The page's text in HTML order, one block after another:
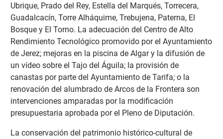
Ubrique, Prado del Rey, Estella del Marqués, Torrecera,
Guadalcacín, Torre Alháquime, Trebujena, Paterna, El
Bosque y El Torno. La adecuación del Centro de Alto
Rendimiento Tecnológico promovido por el Ayuntamiento
de Jerez; mejoras en la piscina de Algar y la difusión de
un vídeo sobre el Tajo del Águila; la provisión de
canastas por parte del Ayuntamiento de Tarifa; o la
renovación del alumbrado de Arcos de la Frontera son
intervenciones amparadas por la modificación
presupuestaria aprobada por el Pleno de Diputación.
La conservación del patrimonio histórico-cultural de